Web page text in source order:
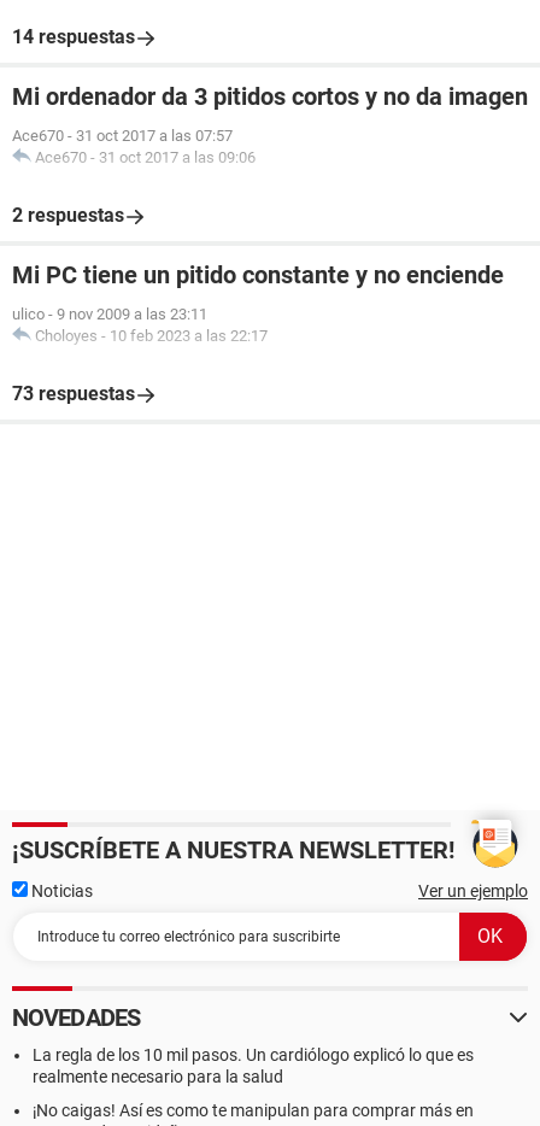
14 respuestas
Mi ordenador da 3 pitidos cortos y no da imagen
Ace670 - 31 oct 2017 a las 07:57
Ace670 - 31 oct 2017 a las 09:06
2 respuestas
Mi PC tiene un pitido constante y no enciende
ulico - 9 nov 2009 a las 23:11
Choloyes - 10 feb 2023 a las 22:17
73 respuestas
¡SUSCRÍBETE A NUESTRA NEWSLETTER!
Noticias Ver un ejemplo
NOVEDADES
La regla de los 10 mil pasos. Un cardiólogo explicó lo que es
realmente necesario para la salud
¡No caigas! Así es como te manipulan para comprar más en